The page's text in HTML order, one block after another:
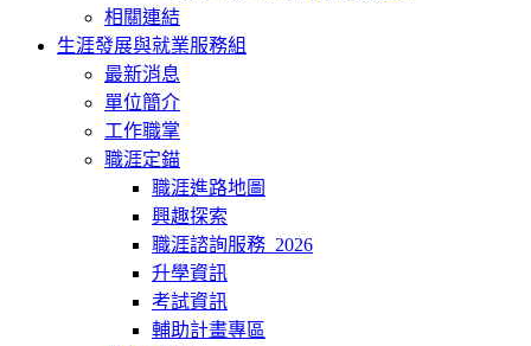
相關連結
生涯發展與就業服務組
最新消息
單位簡介
工作職掌
職涯定錨
職涯進路地圖
興趣探索
職涯諮詢服務_2026
升學資訊
考試資訊
輔助計畫專區